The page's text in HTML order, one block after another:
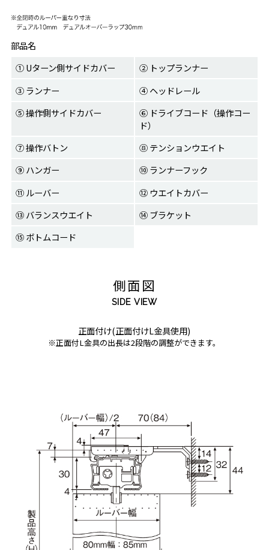
部品名
① Uターン側サイドカバー
② トップランナー
③ ランナー
④ ヘッドレール
⑤ 操作側サイドカバー
⑥ ドライブコード（操作コー
ド）
⑦ 操作バトン
⑧ テンションウエイト
⑨ ハンガー
⑩ ランナーフック
⑪ ルーバー
⑫ ウエイトカバー
⑬ バランスウエイト
⑭ ブラケット
⑮ ボトムコード
側面図
SIDE VIEW
正面付け(正面付けL金具使用)
※正面付L金具の出長は2段階の調整ができます。